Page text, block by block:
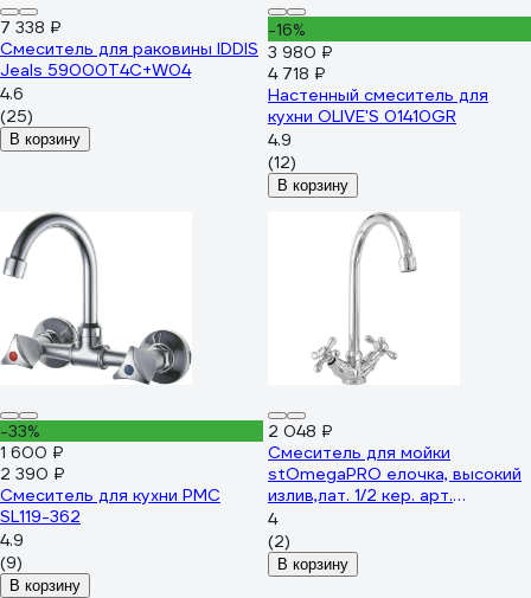
7 338 ₽
Смеситель для раковины IDDIS
Jeals 59000T4C+W04
4.6
(25)
В корзину
-16%
3 980 ₽
4 718 ₽
Настенный смеситель для
кухни OLIVE'S 01410GR
4.9
(12)
В корзину
-33%
1 600 ₽
2 390 ₽
Смеситель для кухни РМС
SL119-362
4.9
(9)
В корзину
2 048 ₽
Cмеситель для мойки
stOmegaPRO елочка, высокий
излив,лат. 1/2 кер. арт.
мах.крест 9310
4
(2)
В корзину